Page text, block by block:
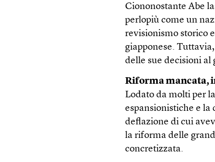
Ciononostante Abe
perlopiù come un
revisionismo storico
giapponese.
delle sue decisioni al
Riforma mancata,
Lodato da molti per
espansionistiche e
deflazione di cui
la riforma delle
concretizzata.